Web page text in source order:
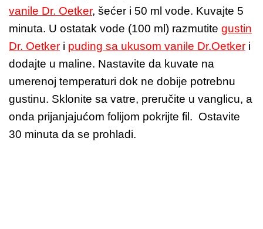
vanile Dr. Oetker, šećer i 50 ml vode. Kuvajte 5
minuta. U ostatak vode (100 ml) razmutite gustin
Dr. Oetker i puding sa ukusom vanile Dr.Oetker i
dodajte u maline. Nastavite da kuvate na
umerenoj temperaturi dok ne dobije potrebnu
gustinu. Sklonite sa vatre, preručite u vanglicu, a
onda prijanjajućom folijom pokrijte fil. Ostavite
30 minuta da se prohladi.